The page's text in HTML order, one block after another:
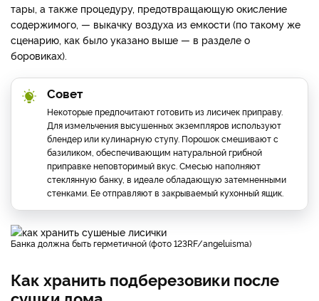
тары, а также процедуру, предотвращающую окисление
содержимого, — выкачку воздуха из емкости (по такому же
сценарию, как было указано выше — в разделе о
боровиках).
Совет
Некоторые предпочитают готовить из лисичек приправу.
Для измельчения высушенных экземпляров используют
блендер или кулинарную ступу. Порошок смешивают с
базиликом, обеспечивающим натуральной грибной
приправке неповторимый вкус. Смесью наполняют
стеклянную банку, в идеале обладающую затемненными
стенками. Ее отправляют в закрываемый кухонный ящик.
Банка должна быть герметичной (фото 123RF/angeluisma)
Как хранить подберезовики после